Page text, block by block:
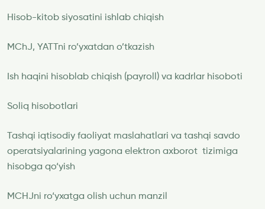
Hisob-kitob siyosatini ishlab chiqish
MChJ, YATTni ro’yxatdan o’tkazish
Ish haqini hisoblab chiqish (payroll) va kadrlar hisoboti
Soliq hisobotlari
Tashqi iqtisodiy faoliyat maslahatlari va tashqi savdo
operatsiyalarining yagona elektron axborot tizimiga
hisobga qo‘yish
MCHJni ro‘yxatga olish uchun manzil